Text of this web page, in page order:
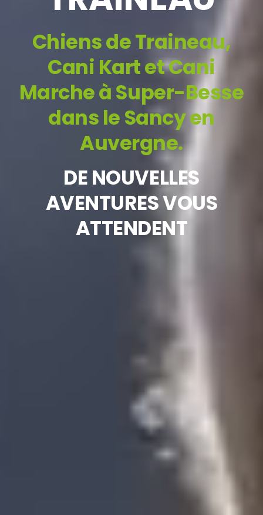
ChiensdeTraineau,
Cani KartetCani
MarcheàSuper-Besse
dansleSancyen
Auvergne.
DENOUVELLES
AVENTURESVOUS
ATTENDENT